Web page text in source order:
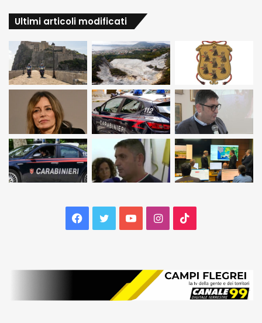
Ultimi articoli modificati
Facebook
TwitterYouTubeInstagram